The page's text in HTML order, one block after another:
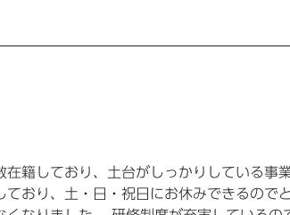
在籍しており、土台がしっかりしている
ており、土・日・祝日にお休みできるの